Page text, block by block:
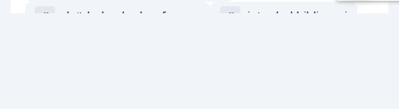
#
dsö bakanlar konferansı #
i̇stanbul bildirgesi